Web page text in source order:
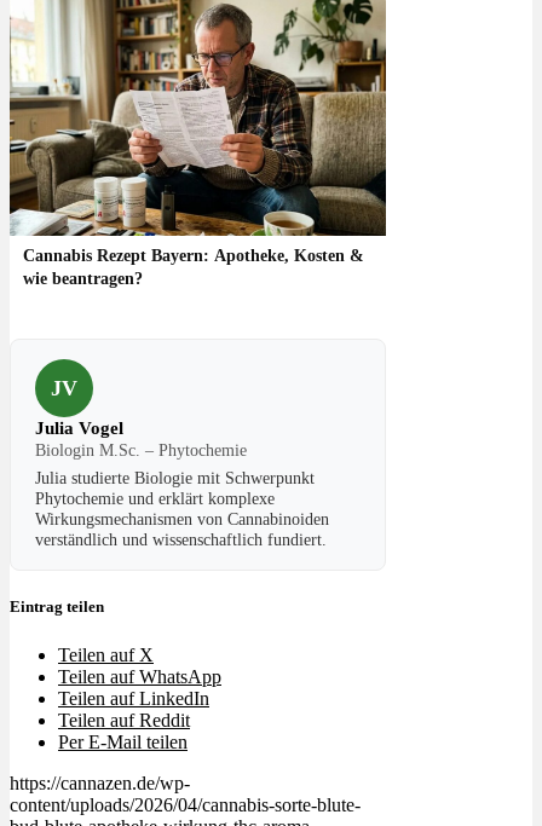
Cannabis Rezept Bayern: Apotheke, Kosten &
wie beantragen?
JV
Julia Vogel
Biologin M.Sc. – Phytochemie
Julia studierte Biologie mit Schwerpunkt
Phytochemie und erklärt komplexe
Wirkungsmechanismen von Cannabinoiden
verständlich und wissenschaftlich fundiert.
Eintrag teilen
Teilen auf X
Teilen auf WhatsApp
Teilen auf LinkedIn
Teilen auf Reddit
Per E-Mail teilen
https://cannazen.de/wp-
content/uploads/2026/04/cannabis-sorte-blute-